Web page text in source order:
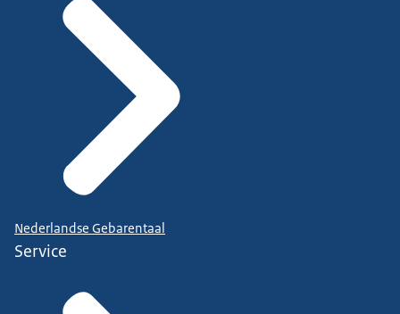
Nederlandse Gebarentaal
Service